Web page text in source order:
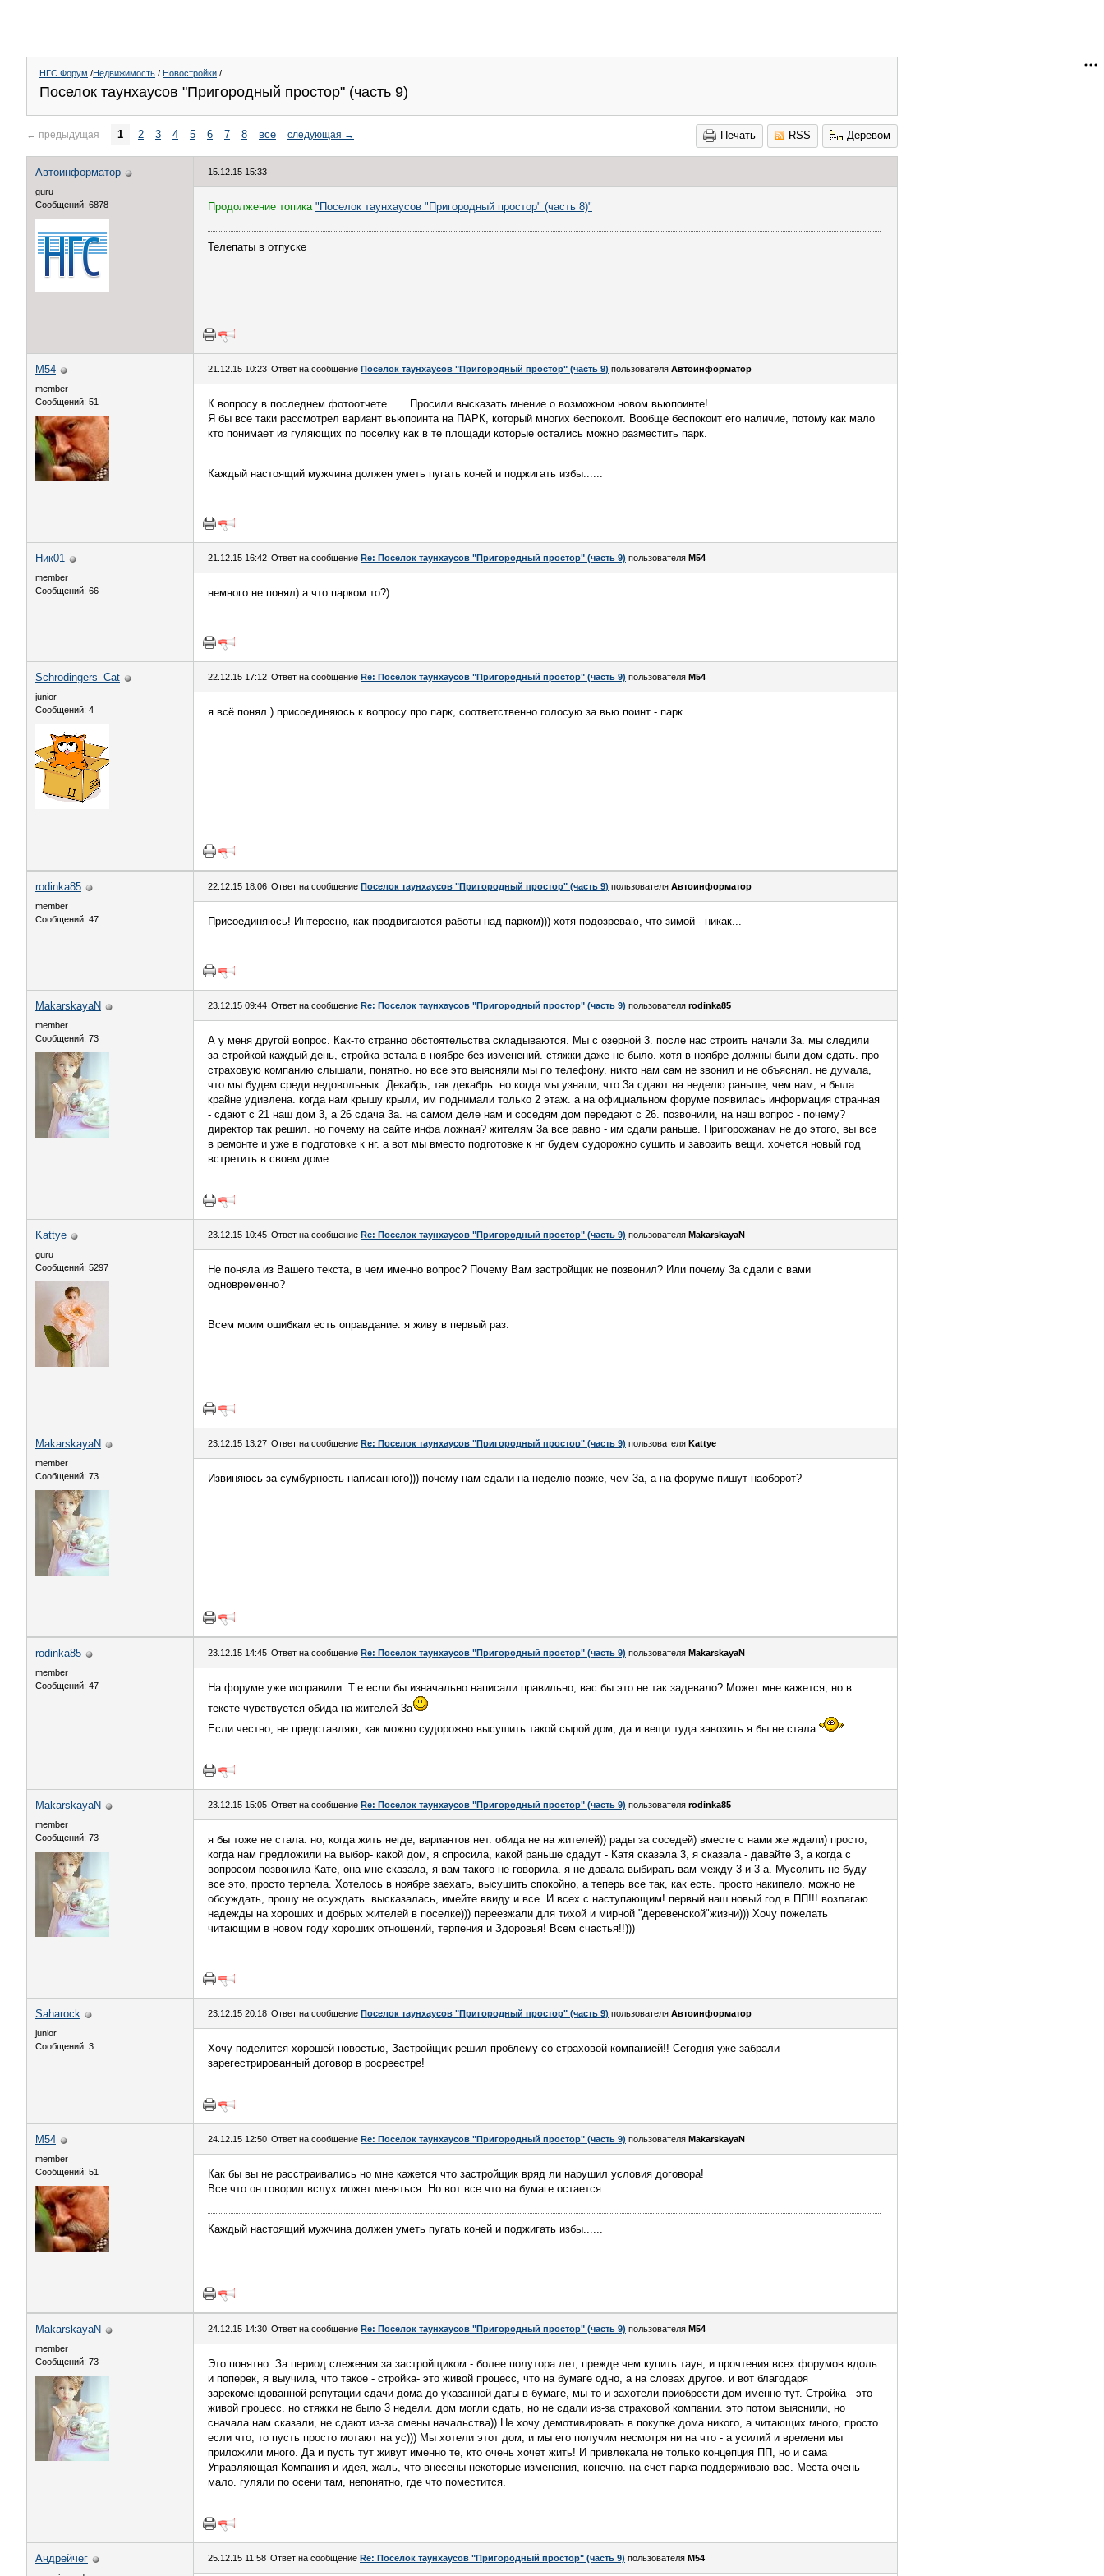
НГС.Форум /Недвижимость / Новостройки /
Поселок таунхаусов "Пригородный простор" (часть 9)
Печать RSS Деревом
← предыдущая 1 2 3 4 5 6 7 8 все следующая →
Автоинформатор
guru
Сообщений: 6878
15.12.15 15:33
Продолжение топика "Поселок таунхаусов "Пригородный простор" (часть 8)"
Телепаты в отпуске
M54
member
Сообщений: 51
21.12.15 10:23 Ответ на сообщение Поселок таунхаусов "Пригородный простор" (часть 9) пользователя Автоинформатор
К вопросу в последнем фотоотчете...... Просили высказать мнение о возможном новом вьюпоинте!
Я бы все таки рассмотрел вариант вьюпоинта на ПАРК, который многих беспокоит. Вообще беспокоит его наличие, потому как мало
кто понимает из гуляющих по поселку как в те площади которые остались можно разместить парк.
Каждый настоящий мужчина должен уметь пугать коней и поджигать избы......
Ник01
member
Сообщений: 66
21.12.15 16:42 Ответ на сообщение Re: Поселок таунхаусов "Пригородный простор" (часть 9) пользователя M54
немного не понял) а что парком то?)
Schrodingers_Cat
junior
Сообщений: 4
22.12.15 17:12 Ответ на сообщение Re: Поселок таунхаусов "Пригородный простор" (часть 9) пользователя M54
я всё понял ) присоединяюсь к вопросу про парк, соответственно голосую за вью поинт - парк
rodinka85
member
Сообщений: 47
22.12.15 18:06 Ответ на сообщение Поселок таунхаусов "Пригородный простор" (часть 9) пользователя Автоинформатор
Присоединяюсь! Интересно, как продвигаются работы над парком))) хотя подозреваю, что зимой - никак...
MakarskayaN
member
Сообщений: 73
23.12.15 09:44 Ответ на сообщение Re: Поселок таунхаусов "Пригородный простор" (часть 9) пользователя rodinka85
А у меня другой вопрос. Как-то странно обстоятельства складываются. Мы с озерной 3. после нас строить начали 3а. мы следили
за стройкой каждый день, стройка встала в ноябре без изменений. стяжки даже не было. хотя в ноябре должны были дом сдать. про
страховую компанию слышали, понятно. но все это выясняли мы по телефону. никто нам сам не звонил и не объяснял. не думала,
что мы будем среди недовольных. Декабрь, так декабрь. но когда мы узнали, что 3а сдают на неделю раньше, чем нам, я была
крайне удивлена. когда нам крышу крыли, им поднимали только 2 этаж. а на официальном форуме появилась информация странная
- сдают с 21 наш дом 3, а 26 сдача 3а. на самом деле нам и соседям дом передают с 26. позвонили, на наш вопрос - почему?
директор так решил. но почему на сайте инфа ложная? жителям 3а все равно - им сдали раньше. Пригорожанам не до этого, вы все
в ремонте и уже в подготовке к нг. а вот мы вместо подготовке к нг будем судорожно сушить и завозить вещи. хочется новый год
встретить в своем доме.
Kattye
guru
Сообщений: 5297
23.12.15 10:45 Ответ на сообщение Re: Поселок таунхаусов "Пригородный простор" (часть 9) пользователя MakarskayaN
Не поняла из Вашего текста, в чем именно вопрос? Почему Вам застройщик не позвонил? Или почему 3а сдали с вами
одновременно?
Всем моим ошибкам есть оправдание: я живу в первый раз.
MakarskayaN
member
Сообщений: 73
23.12.15 13:27 Ответ на сообщение Re: Поселок таунхаусов "Пригородный простор" (часть 9) пользователя Kattye
Извиняюсь за сумбурность написанного))) почему нам сдали на неделю позже, чем 3а, а на форуме пишут наоборот?
rodinka85
member
Сообщений: 47
23.12.15 14:45 Ответ на сообщение Re: Поселок таунхаусов "Пригородный простор" (часть 9) пользователя MakarskayaN
На форуме уже исправили. Т.е если бы изначально написали правильно, вас бы это не так задевало? Может мне кажется, но в
тексте чувствуется обида на жителей 3а
Если честно, не представляю, как можно судорожно высушить такой сырой дом, да и вещи туда завозить я бы не стала
MakarskayaN
member
Сообщений: 73
23.12.15 15:05 Ответ на сообщение Re: Поселок таунхаусов "Пригородный простор" (часть 9) пользователя rodinka85
я бы тоже не стала. но, когда жить негде, вариантов нет. обида не на жителей)) рады за соседей) вместе с нами же ждали) просто,
когда нам предложили на выбор- какой дом, я спросила, какой раньше сдадут - Катя сказала 3, я сказала - давайте 3, а когда с
вопросом позвонила Кате, она мне сказала, я вам такого не говорила. я не давала выбирать вам между 3 и 3 а. Мусолить не буду
все это, просто терпела. Хотелось в ноябре заехать, высушить спокойно, а теперь все так, как есть. просто накипело. можно не
обсуждать, прошу не осуждать. высказалась, имейте ввиду и все. И всех с наступающим! первый наш новый год в ПП!!! возлагаю
надежды на хороших и добрых жителей в поселке))) переезжали для тихой и мирной "деревенской"жизни))) Хочу пожелать
читающим в новом году хороших отношений, терпения и Здоровья! Всем счастья!!)))
Saharock
junior
Сообщений: 3
23.12.15 20:18 Ответ на сообщение Поселок таунхаусов "Пригородный простор" (часть 9) пользователя Автоинформатор
Хочу поделится хорошей новостью, Застройщик решил проблему со страховой компанией!! Сегодня уже забрали
зарегестрированный договор в росреестре!
M54
member
Сообщений: 51
24.12.15 12:50 Ответ на сообщение Re: Поселок таунхаусов "Пригородный простор" (часть 9) пользователя MakarskayaN
Как бы вы не расстраивались но мне кажется что застройщик вряд ли нарушил условия договора!
Все что он говорил вслух может меняться. Но вот все что на бумаге остается
Каждый настоящий мужчина должен уметь пугать коней и поджигать избы......
MakarskayaN
member
Сообщений: 73
24.12.15 14:30 Ответ на сообщение Re: Поселок таунхаусов "Пригородный простор" (часть 9) пользователя M54
Это понятно. За период слежения за застройщиком - более полутора лет, прежде чем купить таун, и прочтения всех форумов вдоль
и поперек, я выучила, что такое - стройка- это живой процесс, что на бумаге одно, а на словах другое. и вот благодаря
зарекомендованной репутации сдачи дома до указанной даты в бумаге, мы то и захотели приобрести дом именно тут. Стройка - это
живой процесс. но стяжки не было 3 недели. дом могли сдать, но не сдали из-за страховой компании. это потом выяснили, но
сначала нам сказали, не сдают из-за смены начальства)) Не хочу демотивировать в покупке дома никого, а читающих много, просто
если что, то пусть просто мотают на ус))) Мы хотели этот дом, и мы его получим несмотря ни на что - а усилий и времени мы
приложили много. Да и пусть тут живут именно те, кто очень хочет жить! И привлекала не только концепция ПП, но и сама
Управляющая Компания и идея, жаль, что внесены некоторые изменения, конечно. на счет парка поддерживаю вас. Места очень
мало. гуляли по осени там, непонятно, где что поместится.
Андрейчег 25.12.15 11:58 Ответ на сообщение Re: Поселок таунхаусов "Пригородный простор" (часть 9) пользователя M54